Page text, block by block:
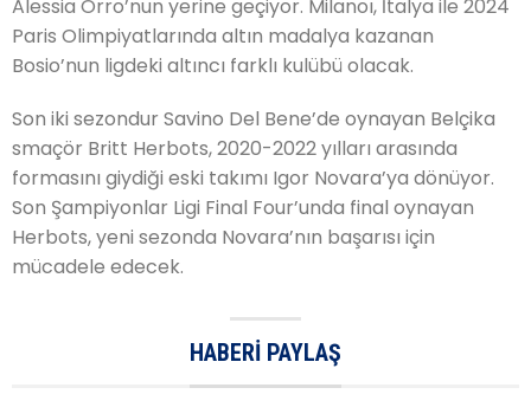
Alessia Orro’nun yerine geçiyor. Milanoı, İtalya ile 2024
Paris Olimpiyatlarında altın madalya kazanan
Bosio’nun ligdeki altıncı farklı kulübü olacak.
Son iki sezondur Savino Del Bene’de oynayan Belçika
smaçör Britt Herbots, 2020-2022 yılları arasında
formasını giydiği eski takımı Igor Novara’ya dönüyor.
Son Şampiyonlar Ligi Final Four’unda final oynayan
Herbots, yeni sezonda Novara’nın başarısı için
mücadele edecek.
HABERI PAYLAŞ